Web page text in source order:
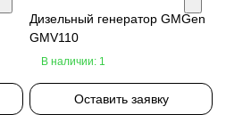
Дизельный генератор GMGen
GMV110
В наличии: 1
Оставить заявку